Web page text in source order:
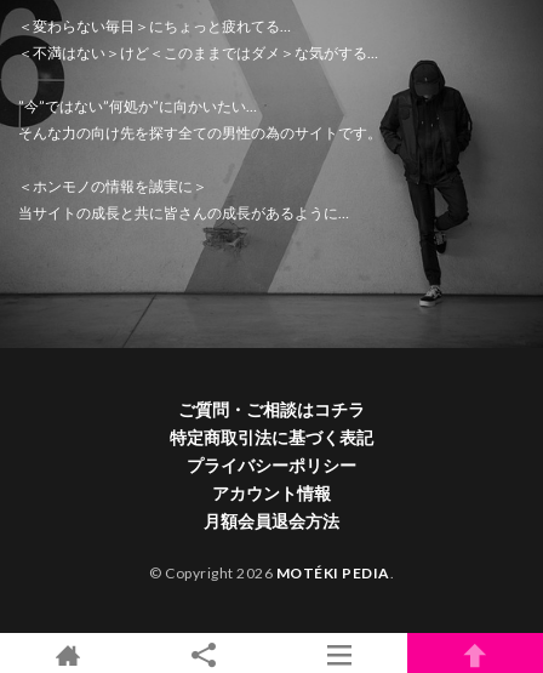
＜変わらない毎日＞にちょっと疲れてる…
＜不満はない＞けど＜このままではダメ＞な気がする…
”今”ではない”何処か”に向かいたい…
そんな力の向け先を探す全ての男性の為のサイトです。
＜ホンモノの情報を誠実に＞
当サイトの成長と共に皆さんの成長があるように…
ご質問・ご相談はコチラ
特定商取引法に基づく表記
プライバシーポリシー
アカウント情報
月額会員退会方法
© Copyright 2026 MOTÉKI PEDIA.